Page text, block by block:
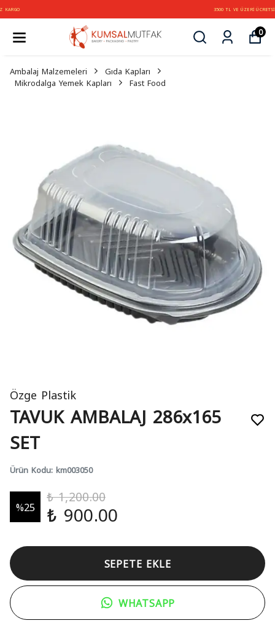
0
Ambalaj Malzemeleri
Gıda Kapları
Mikrodalga Yemek Kapları
Fast Food
Özge Plastik
TAVUK AMBALAJ 286x165
SET
Ürün Kodu: km003050
%25
₺ 1,200.00
₺ 900.00
SEPETE EKLE
WHATSAPP